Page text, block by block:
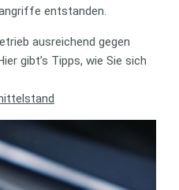
entstanden.
ausreichend gegen
gibt’s Tipps, wie Sie sich